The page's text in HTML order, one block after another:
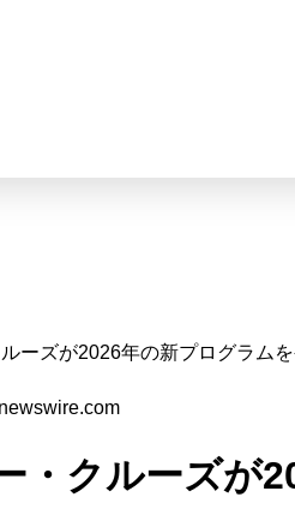
ーズが2026年の新プログラム
・クルーズが